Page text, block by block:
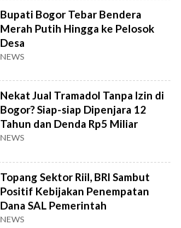
Bupati Bogor Tebar Bendera
Merah Putih Hingga ke Pelosok
Desa
NEWS
Nekat Jual Tramadol Tanpa Izin di
Bogor? Siap-siap Dipenjara 12
Tahun dan Denda Rp5 Miliar
NEWS
Topang Sektor Riil, BRI Sambut
Positif Kebijakan Penempatan
Dana SAL Pemerintah
NEWS